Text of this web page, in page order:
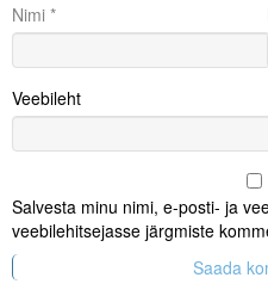
Nimi *
Veebileht
Salvesta minu nimi, e-posti- ja
veebilehitsejasse järgmiste